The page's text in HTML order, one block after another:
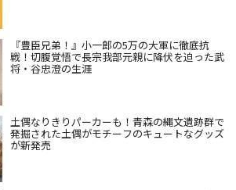
『豊臣兄弟！』小一郎の5万の大軍に徹底抗
戦！切腹覚悟で長宗我部元親に降伏を迫った武
将・谷忠澄の生涯
土偶なりきりパーカーも！青森の縄文遺跡群で
発掘された土偶がモチーフのキュートなグッズ
が新発売